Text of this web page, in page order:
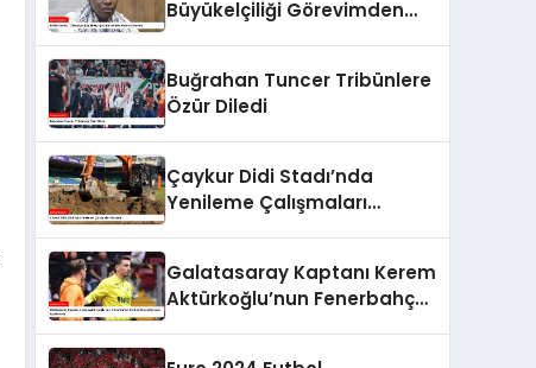
Büyükelçiliği Görevimden
Buğrahan Tuncer Tribünlere
Özür Diledi
Çaykur Didi Stadı’nda
Yenileme Çalışmaları
Galatasaray Kaptanı Kerem
Aktürkoğlu’nun Fenerbahçe